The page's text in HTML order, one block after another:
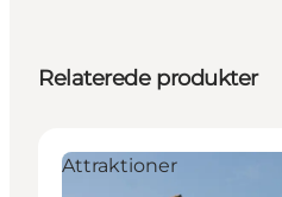
Relaterede produkter
Attraktioner